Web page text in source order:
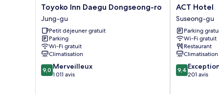
Toyoko
Inn
Daegu
Dongseong-
ro
Jung-
gu
Toyoko Inn Daegu Dongseong-ro
Jung-gu
Petit déjeuner gratuit
Parking
Wi-Fi gratuit
Climatisation
9.0
sur
9,0 Merveilleux
1 011 avis
ACT
Hotel
Suseong-
gu
ACT Hotel
Suseong-gu
Parking
Wi-Fi gratuit
Restaurant
Climatisation
9.4
sur
9,4
201 avis